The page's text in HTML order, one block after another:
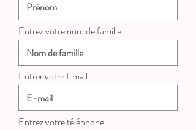
Entrez votre nom de famille
Entrer votre Email
Entrez votre téléphone